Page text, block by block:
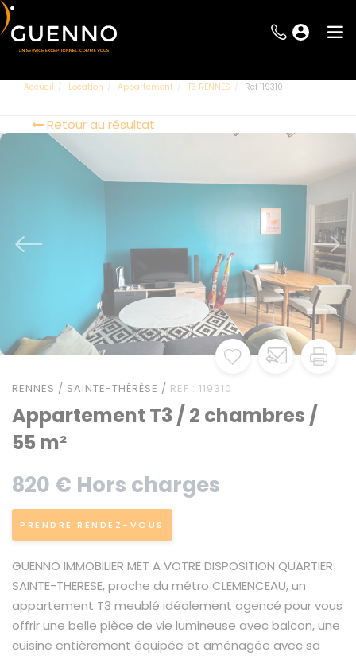
Accueil Location Appartement T3 RENNES Ref 119310
Retour au résultat
RENNES / SAINTE-THÉRÈSE / REF : 119310
Appartement T3 / 2 chambres /
55 m²
820 € Hors charges
PRENDRE RENDEZ-VOUS
GUENNO IMMOBILIER MET A VOTRE DISPOSITION QUARTIER
SAINTE-THERESE, proche du métro CLEMENCEAU, un
appartement T3 meublé idéalement agencé pour vous
offrir une belle pièce de vie lumineuse avec balcon, une
cuisine entièrement équipée et aménagée avec sa